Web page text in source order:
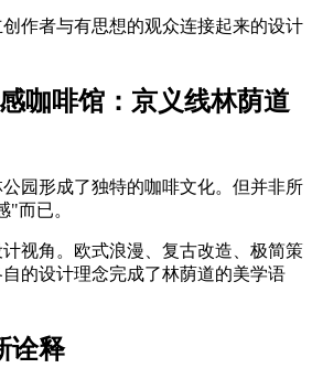
作者与有思想的观众连接起来的设计
咖啡馆：京义线林荫道
园形成了独特的咖啡文化。但并非所
"而已。
视角。欧式浪漫、复古改造、极简策
的设计理念完成了林荫道的美学语
诠释